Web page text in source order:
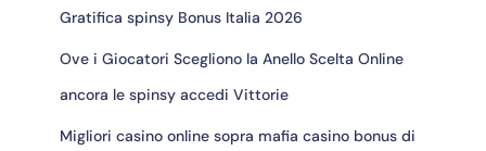
Gratifica spinsy Bonus Italia 2026
Ove i Giocatori Scegliono la Anello Scelta Online
ancora le spinsy accedi Vittorie
Migliori casino online sopra mafia casino bonus di